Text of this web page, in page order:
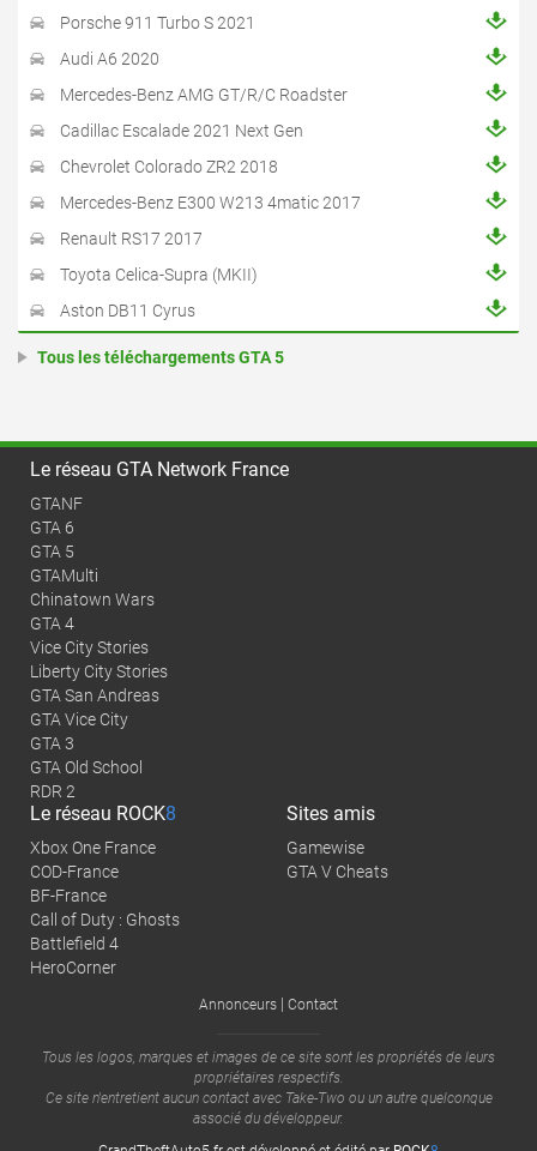
Porsche 911 Turbo S 2021
Audi A6 2020
Mercedes-Benz AMG GT/R/C Roadster
Cadillac Escalade 2021 Next Gen
Chevrolet Colorado ZR2 2018
Mercedes-Benz E300 W213 4matic 2017
Renault RS17 2017
Toyota Celica-Supra (MKII)
Aston DB11 Cyrus
Tous les téléchargements GTA 5
Le réseau GTA Network France
GTANF
GTA 6
GTA 5
GTAMulti
Chinatown Wars
GTA 4
Vice City Stories
Liberty City Stories
GTA San Andreas
GTA Vice City
GTA 3
GTA Old School
RDR 2
Le réseau ROCK8
Xbox One France
COD-France
BF-France
Call of Duty : Ghosts
Battlefield 4
HeroCorner
Sites amis
Gamewise
GTA V Cheats
Annonceurs | Contact
Tous les logos, marques et images de ce site sont les propriétés de leurs
propriétaires respectifs.
Ce site n'entretient aucun contact avec Take-Two ou un autre quelconque
associé du développeur.